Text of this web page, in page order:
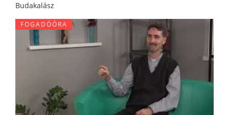
Budakalász
FOGADÓÓRA